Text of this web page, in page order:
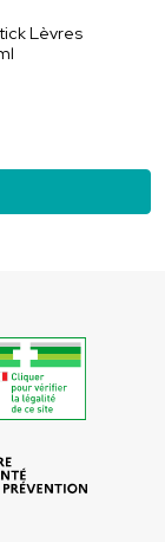
Lèvres